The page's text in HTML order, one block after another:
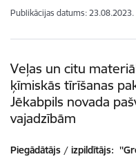
Publikācijas datums: 23.08.2023.
Veļas un citu
ķīmiskās tīrīšanas
Jēkabpils novada
vajadzībām
Piegādātājs / izpildītājs: